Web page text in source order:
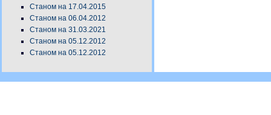
Станом на 17.04.2015
Станом на 06.04.2012
Станом на 31.03.2021
Станом на 05.12.2012
Станом на 05.12.2012